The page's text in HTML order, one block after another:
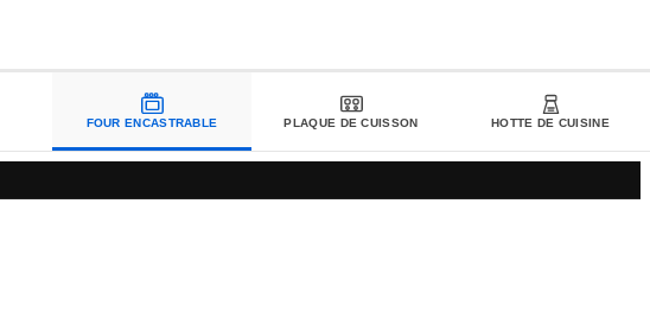
FOUR ENCASTRABLE PLAQUE DE CUISSON HOTTE DE CUISINE